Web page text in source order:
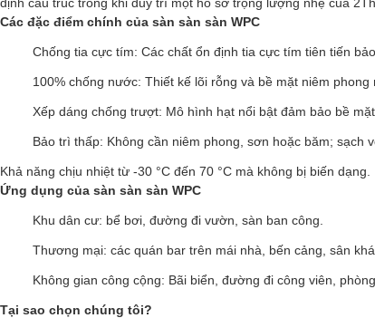
Các đặc điểm chính của sàn sàn sàn WPC
Chống tia cực tím: Các chất ổn định tia cực tím tiên tiến
100% chống nước: Thiết kế lõi rỗng và bề mặt niêm
Xếp dáng chống trượt: Mô hình hạt nổi bật đảm bảo bề
Bảo trì thấp: Không cần niêm phong, sơn hoặc băm; sạch
Khả năng chịu nhiệt từ -30 °C đến 70 °C mà không bị biến dạng.
Ứng dụng của sàn sàn sàn WPC
Khu dân cư: bể bơi, đường đi vườn, sàn ban công.
Thương mại: các quán bar trên mái nhà, bến cảng, sân
Không gian công cộng: Bãi biển, đường đi công viên,
Tại sao chọn chúng tôi?